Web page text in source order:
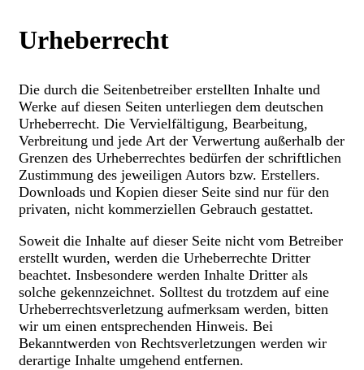
Urheberrecht
Die durch die Seitenbetreiber erstellten Inhalte und
Werke auf diesen Seiten unterliegen dem deutschen
Urheberrecht. Die Vervielfältigung, Bearbeitung,
Verbreitung und jede Art der Verwertung außerhalb der
Grenzen des Urheberrechtes bedürfen der schriftlichen
Zustimmung des jeweiligen Autors bzw. Erstellers.
Downloads und Kopien dieser Seite sind nur für den
privaten, nicht kommerziellen Gebrauch gestattet.
Soweit die Inhalte auf dieser Seite nicht vom Betreiber
erstellt wurden, werden die Urheberrechte Dritter
beachtet. Insbesondere werden Inhalte Dritter als
solche gekennzeichnet. Solltest du trotzdem auf eine
Urheberrechtsverletzung aufmerksam werden, bitten
wir um einen entsprechenden Hinweis. Bei
Bekanntwerden von Rechtsverletzungen werden wir
derartige Inhalte umgehend entfernen.